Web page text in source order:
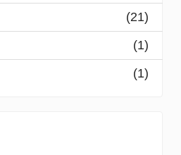
(21)
(1)
(1)